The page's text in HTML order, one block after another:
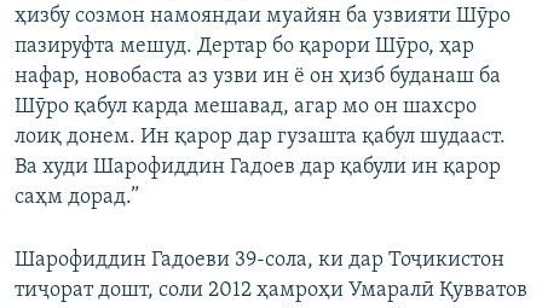
ҳизбу созмон намояндаи муайян ба узвияти Шӯро
пазируфта мешуд. Дертар бо қарори Шӯро, ҳар
нафар, новобаста аз узви ин ё он ҳизб буданаш ба
Шӯро қабул карда мешавад, агар мо он шахсро
лоиқ донем. Ин қарор дар гузашта қабул шудааст.
Ва худи Шарофиддин Гадоев дар қабули ин қарор
саҳм дорад.”
Шарофиддин Гадоеви 39-сола, ки дар Тоҷикистон
тиҷорат дошт, соли 2012 ҳамроҳи Умаралӣ Қувватов